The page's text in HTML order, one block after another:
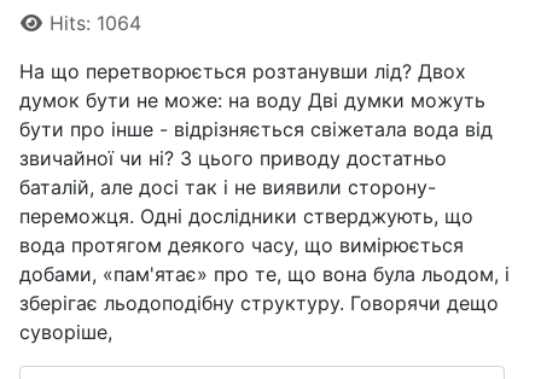
DetailsHits: 1064
На що перетворюється розтанувши лід? Двох
думок бути не може: на воду Дві думки можуть
бути про інше - відрізняється свіжетала вода від
звичайної чи ні? З цього приводу достатньо
баталій, але досі так і не виявили сторону-
переможця. Одні дослідники стверджують, що
вода протягом деякого часу, що вимірюється
добами, «пам'ятає» про те, що вона була льодом, і
зберігає льодоподібну структуру. Говорячи дещо
суворіше,